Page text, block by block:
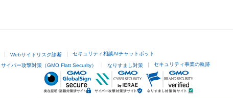
Webサイトリスク診断 セキュリティ相談AIチャットボット
サイバー攻撃対策（GMO Flatt Security） なりすまし対策 セキュリティ事業の軌跡